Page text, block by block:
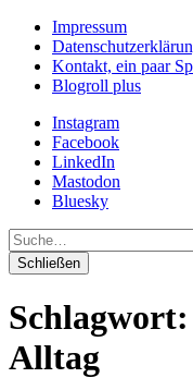
Impressum
Kontakt, ein paar
Blogroll plus
Instagram
Facebook
LinkedIn
Mastodon
Bluesky
Suche
Schließen
Schlagwort:
Alltag